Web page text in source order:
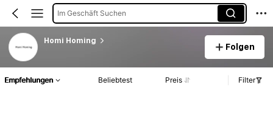
Im Geschäft Suchen
Homi Homing
Folgen
Empfehlungen Beliebtest Preis Filter